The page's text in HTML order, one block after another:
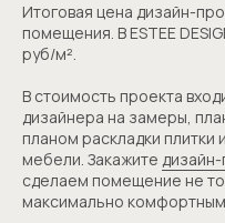
Итоговая цена дизайн-
помещения. В ESTEE
руб/м².
В стоимость проекта
дизайнера на замеры,
планом раскладки
мебели. Закажите дизайн-
сделаем помещение не
максимально
Соглашаюсь с политикой
для обсуждения проекта